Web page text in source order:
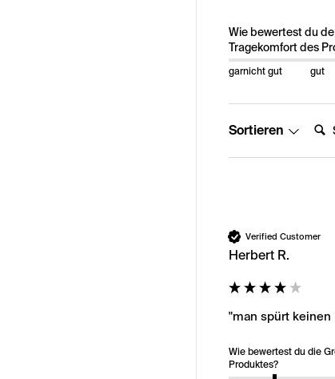
Wie bewertest du
Tragekomfort des
garnicht gut gut
Sortieren
Verified Customer
Herbert R.
"man spürt keinen
Wie bewertest du die
Produktes?